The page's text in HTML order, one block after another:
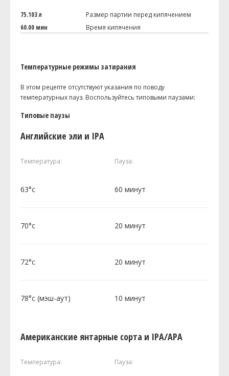
75.103 л
Размер партии перед кипячением
60.00 мин
Время кипячения
Температурные режимы затирания
В этом рецепте отсутствуют указания по поводу
температурных пауз. Воспользуйтесь типовыми паузами:
Типовые паузы
Английские эли и IPA
Температура: Пауза:
63°c 60 минут
70°c 20 минут
72°c 20 минут
78°c (мэш-аут) 10 минут
Американские янтарные сорта и IPA/APA
Температура: Пауза: